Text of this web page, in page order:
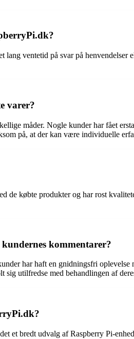
ventetid på svar på henvendelser
varer?
måder. Nogle kunder har fået
på, at der kan være individuelle
de købte produkter og har rost
kommentarer?
har haft en gnidningsfri
sig utilfredse med behandlingen af
et bredt udvalg af Raspberry Pi-